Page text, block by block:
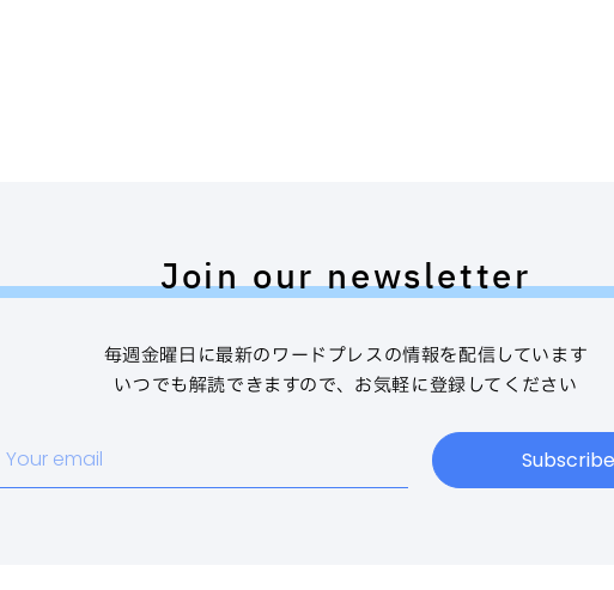
Join our newsletter
毎週金曜日に最新のワードプレスの情報を配信しています
いつでも解読できますので、お気軽に登録してください
email
Subscribe